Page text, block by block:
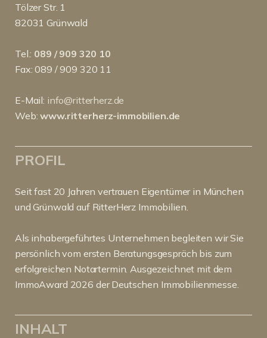
Tölzer Str. 1
82031 Grünwald
Tel.: 089 / 909 320 10
Fax: 089 / 909 320 11
E-Mail: info@ritterherz.de
Web:www.ritterherz-immobilien.de
PROFIL
Seit fast 20 Jahren vertrauen Eigentümer in München
und Grünwald auf RitterHerz Immobilien.
Als inhabergeführtes Unternehmen begleiten wir Sie
persönlich vom ersten Beratungsgespräch bis zum
erfolgreichen Notartermin. Ausgezeichnet mit dem
ImmoAward 2026 der Deutschen Immobilienmesse.
INHALT